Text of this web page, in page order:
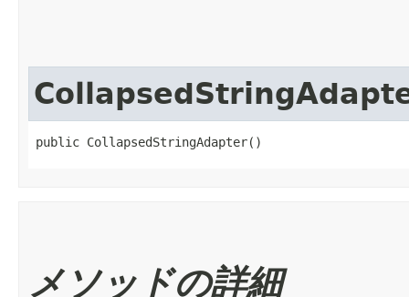
public CollapsedStringAdapter()
メソッドの詳細